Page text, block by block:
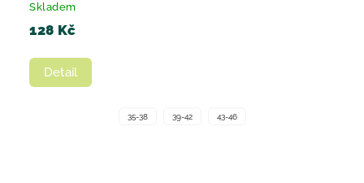
Skladem
128 Kč
Detail
35-38 39-42 43-46